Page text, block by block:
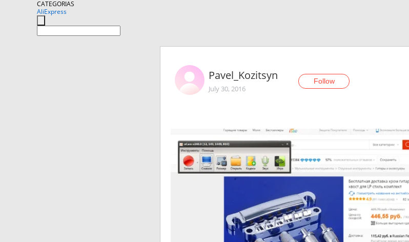
CATEGORIAS
AliExpress
Pavel_Kozitsyn
July 30, 2016
Follow